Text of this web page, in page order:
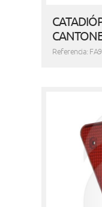
Referencia: